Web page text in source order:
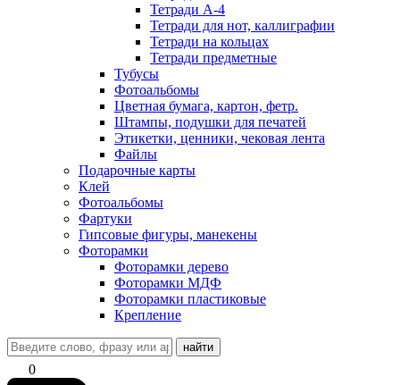
Тетради А-4
Тетради для нот, каллиграфии
Тетради на кольцах
Тетради предметные
Тубусы
Фотоальбомы
Цветная бумага, картон, фетр.
Штампы, подушки для печатей
Этикетки, ценники, чековая лента
Файлы
Подарочные карты
Клей
Фотоальбомы
Фартуки
Гипсовые фигуры, манекены
Фоторамки
Фоторамки дерево
Фоторамки МДФ
Фоторамки пластиковые
Крепление
найти
0